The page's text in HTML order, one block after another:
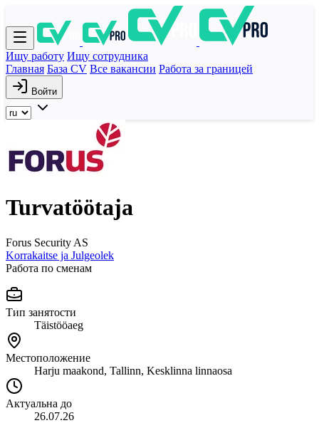
Ищу работу Ищу сотрудника
Главная База CV Все вакансии Работа за границей
Войти
Turvatöötaja
Forus Security AS
Korrakaitse ja Julgeolek
Работа по сменам
Тип занятости
Täistööaeg
Местоположение
Harju maakond, Tallinn, Kesklinna linnaosa
Актуальна до
26.07.26